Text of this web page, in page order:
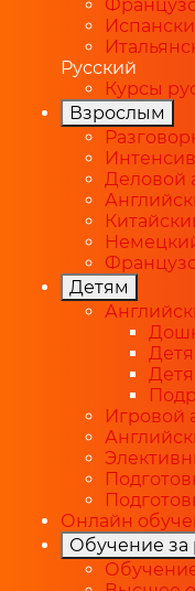
Русский
Курсы
Взрослым
Деловой
Детям
Игровой
Онлайн
Обучение